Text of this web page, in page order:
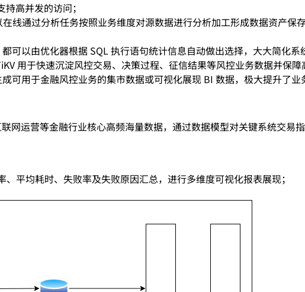
高并发的访问；
线通过分析任务按照业务维度对源数据进行分析加工形成数据资产保
以由优化器根据 SQL 执行语句统计信息自动做出选择，大大简化系
用于快速沉淀风控交易、决策过程、征信结果等风控业务数据并保
用于金融风控业务的集市数据或可视化展现 BI 数据，极大提升了业
网运营等金融行业核心高频海量数据，通过数据模型对关键系统交易
平均耗时、失败率及失败原因汇总，进行多维度可视化报表展现；